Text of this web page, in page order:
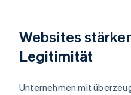
Websites
Legitimität
Unternehmen mit